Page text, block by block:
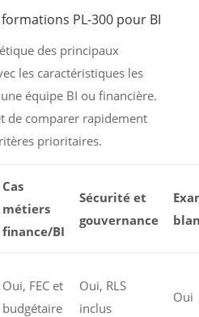
PL-300 pour BI
des principaux
les caractéristiques les
équipe BI ou financière.
de comparer rapidement
prioritaires.
Cas
métiers
finance/BI
Sécurité et
gouvernance
Oui, FEC et
budgétaire
Oui, RLS
inclus
Oui